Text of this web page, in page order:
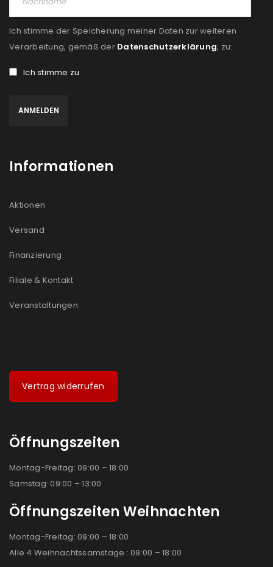
Ich stimme der Speicherung meiner Daten zur weiteren
Verarbeitung, gemäß der Datenschutzerklärung, zu:
Ich stimme zu
Informationen
Aktionen
Versand
Finanzierung
Filiale & Kontakt
Veranstaltungen
Vertrag widerrufen
Öffnungszeiten
Montag-Freitag: 09:00 – 18:00
Samstag: 09:00 – 13:00
Öffnungszeiten Weihnachten
Montag-Freitag: 09:00 – 18:00
Alle 4 Weihnachtssamstage : 09:00 – 18:00